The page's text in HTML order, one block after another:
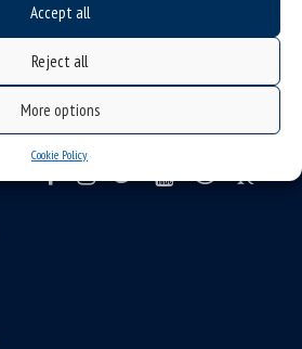
Accept all
Reject all
More options
Cookie Policy